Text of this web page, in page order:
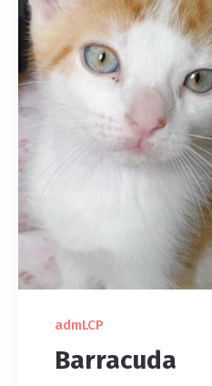
admLCP
Barracuda